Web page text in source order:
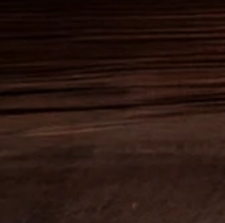
problem i
allerede er sket.
og tæpper, mens andre
er det vigtigt at